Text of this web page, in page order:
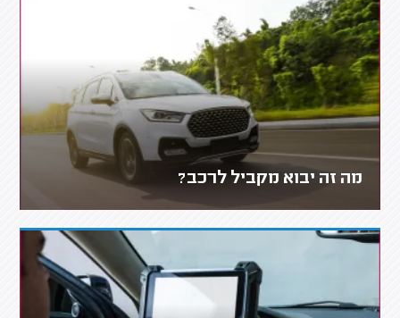
מה זה יבוא מקביל לרכב?